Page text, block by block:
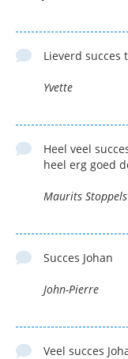
Lieverd succes
Yvette
Heel veel
heel erg goed
Maurits Stoppels
Succes Johan
John-Pierre
Veel succes